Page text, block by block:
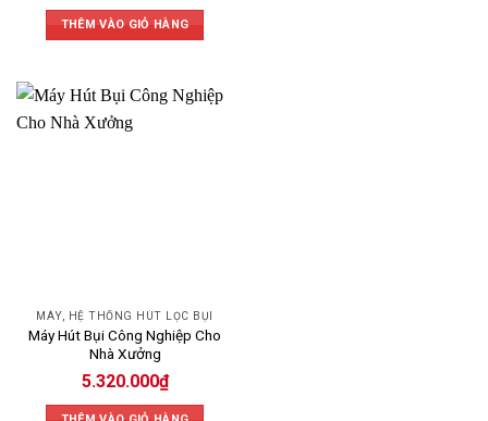
THÊM VÀO GIỎ HÀNG
MÁY, HỆ THỐNG HÚT LỌC BỤI
Máy Hút Bụi Công Nghiệp Cho
Nhà Xưởng
5.320.000₫